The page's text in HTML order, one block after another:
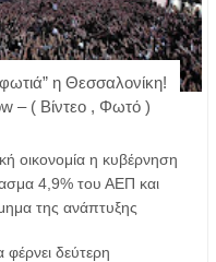
η Θεσσαλονίκη!
– ( Βίντεο , Φωτό )
οικονομία η κυβέρνηση
4,9% του ΑΕΠ και
της ανάπτυξης
δεύτερη